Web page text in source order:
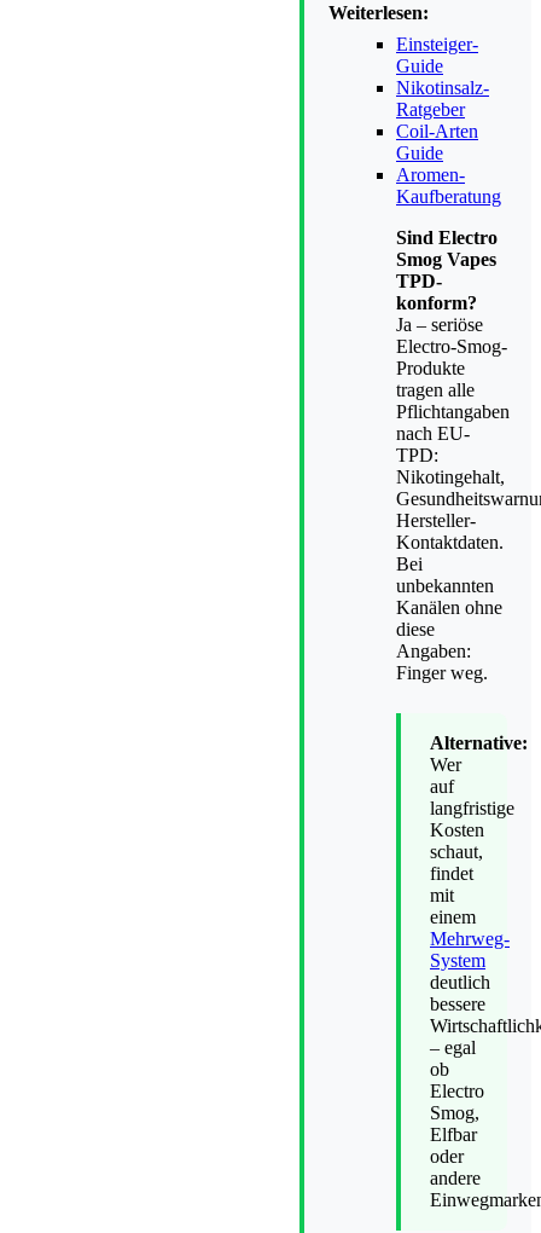
Weiterlesen:
Einsteiger-
Guide
Nikotinsalz-
Ratgeber
Coil-Arten
Guide
Aromen-
Kaufberatung
Sind Electro
Smog Vapes
TPD-
konform?
Ja – seriöse
Electro-Smog-
Produkte
tragen alle
Pflichtangaben
nach EU-
TPD:
Nikotingehalt,
Hersteller-
Kontaktdaten.
Bei
unbekannten
Kanälen ohne
diese
Angaben:
Finger weg.
Alternative:
Wer
auf
langfristige
Kosten
schaut,
findet
mit
einem
Mehrweg-
System
deutlich
bessere
– egal
ob
Electro
Smog,
Elfbar
oder
andere